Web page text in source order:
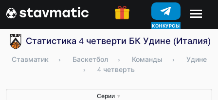
КОНКУРСЫ
Статистика 4 четверти БК Удине (Италия)
Ставматик › Баскетбол › Команды ›
Удине
›
4 четверть
Серии ▼